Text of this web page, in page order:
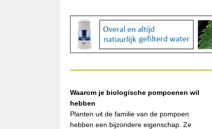
Waarom je biologische pompoenen wil
hebben
Planten uit de familie van de pompoen
hebben een bijzondere eigenschap. Ze